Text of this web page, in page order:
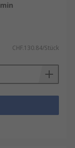
CHF.130.84/Stück